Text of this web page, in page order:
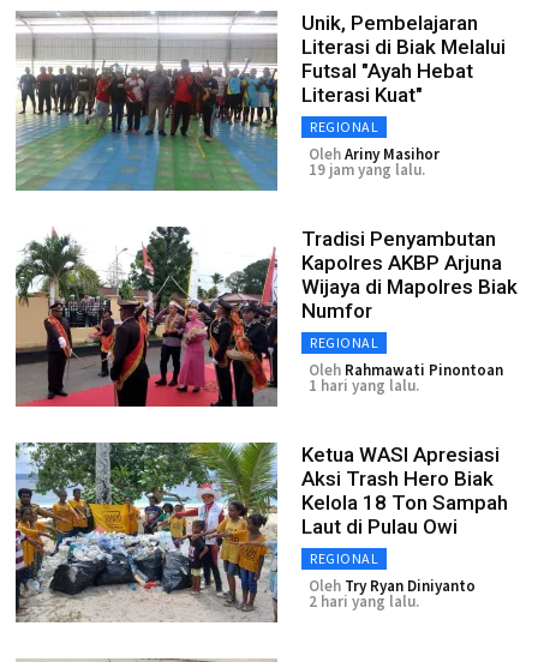
Unik, Pembelajaran
Literasi di Biak Melalui
Futsal "Ayah Hebat
Literasi Kuat"
REGIONAL
OlehAriny Masihor
19 jam yang lalu.
Tradisi Penyambutan
Kapolres AKBP Arjuna
Wijaya di Mapolres Biak
Numfor
REGIONAL
Oleh Rahmawati Pinontoan
1 hari yang lalu.
Ketua WASI Apresiasi
Aksi Trash Hero Biak
Kelola 18 Ton Sampah
Laut di Pulau Owi
REGIONAL
Oleh Try Ryan Diniyanto
2 hari yang lalu.